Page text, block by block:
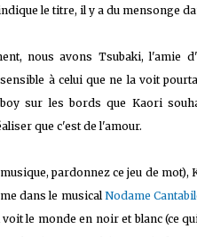
le titre, il y a du mensonge
nous avons Tsubaki, l'amie
à celui que ne la voit
sur les bords que Kaori
que c'est de l'amour.
pardonnez ce jeu de
dans le musicalNodame
le monde en noir et blanc (ce